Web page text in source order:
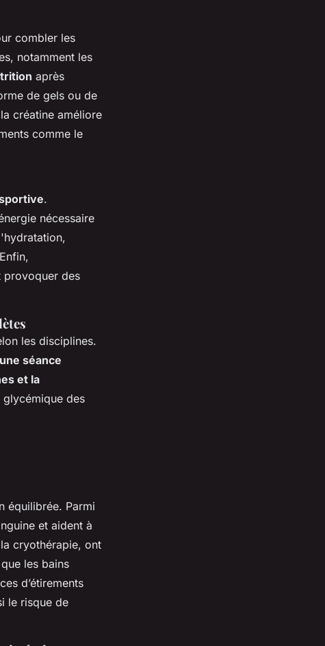
combler les
notamment les
après
de gels ou de
créatine améliore
comme le
.
nécessaire
provoquer des
les disciplines.
séance
et la
glycémique des
équilibrée. Parmi
et aident à
cryothérapie, ont
les bains
d’étirements
le risque de